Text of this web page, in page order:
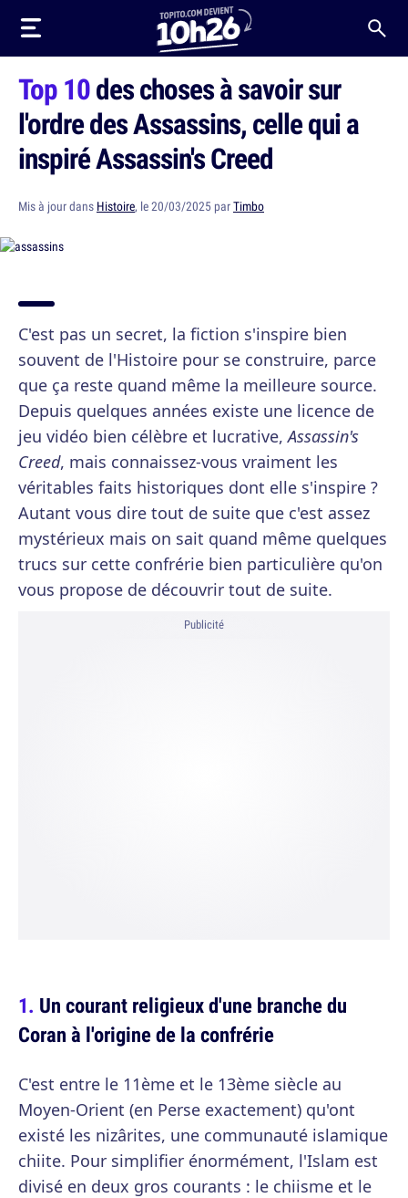
Top 10des choses à savoir sur
l'ordre des Assassins, celle qui a
inspiré Assassin's Creed
Mis à jour dans Histoire, le 20/03/2025 parTimbo
C'est pas un secret, la fiction s'inspire bien
souvent de l'Histoire pour se construire, parce
que ça reste quand même la meilleure source.
Depuis quelques années existe une licence de
jeu vidéo bien célèbre et lucrative,Assassin's
Creed, mais connaissez-vous vraiment les
véritables faits historiques dont elle s'inspire ?
Autant vous dire tout de suite que c'est assez
mystérieux mais on sait quand même quelques
trucs sur cette confrérie bien particulière qu'on
vous propose de découvrir tout de suite.
Publicité
Un courant religieux d'une branche du
Coran à l'origine de la confrérie
C'est entre le 11ème et le 13ème siècle au
Moyen-Orient (en Perse exactement) qu'ont
existé les nizârites, une communauté islamique
chiite. Pour simplifier énormément, l'Islam est
divisé en deux gros courants : le chiisme et le